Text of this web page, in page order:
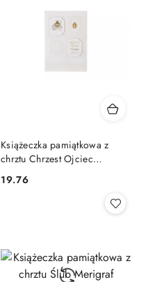
Książeczka pamiątkowa z
chrztu Chrzest Ojciec
Cena:
19.76